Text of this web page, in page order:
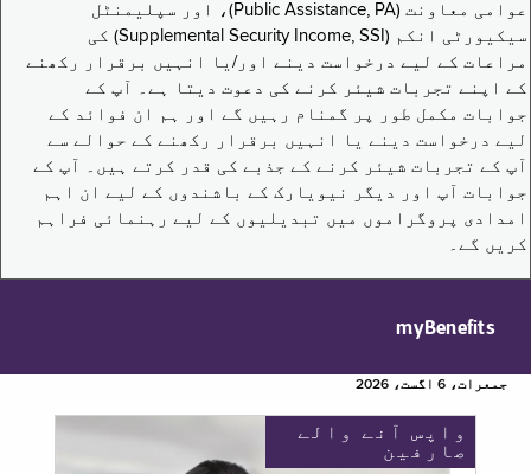
عوامی معاونت (Public Assistance, PA)، اور سپلیمنٹل
سیکیورٹی انکم (Supplemental Security Income, SSI) کی
مراعات کے لیے درخواست دینے اور/یا انہیں برقرار رکھنے
کے اپنے تجربات شیئر کرنے کی دعوت دیتا ہے۔ آپ کے
جوابات مکمل طور پر گمنام رہیں گے اور ہم ان فوائد کے
لیے درخواست دینے یا انہیں برقرار رکھنے کے حوالے سے
آپ کے تجربات شیئر کرنے کے جذبے کی قدر کرتے ہیں۔ آپ کے
جوابات آپ اور دیگر نیویارک کے باشندوں کے لیے ان اہم
امدادی پروگراموں میں تبدیلیوں کے لیے رہنمائی فراہم
کریں گے۔
myBenefits
جمعرات، 6 اگست، 2026
واپس آنے والے
صارفین